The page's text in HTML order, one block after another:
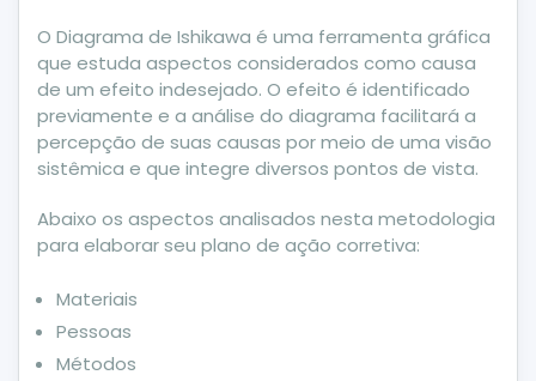
O Diagrama de Ishikawa é uma ferramenta gráfica
que estuda aspectos considerados como causa
de um efeito indesejado. O efeito é identificado
previamente e a análise do diagrama facilitará a
percepção de suas causas por meio de uma visão
sistêmica e que integre diversos pontos de vista.
Abaixo os aspectos analisados nesta metodologia
para elaborar seu plano de ação corretiva:
Materiais
Pessoas
Métodos